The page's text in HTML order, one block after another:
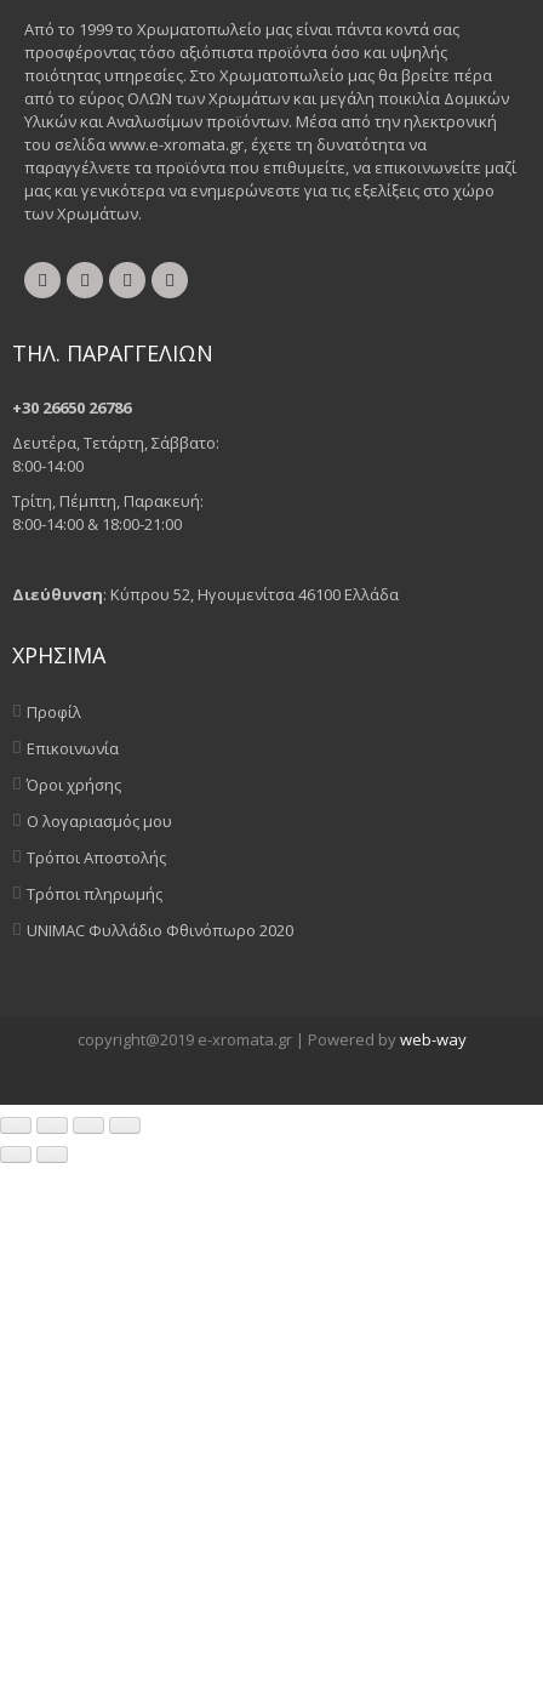
Από το 1999 το Χρωματοπωλείο μας είναι πάντα κοντά σας
προσφέροντας τόσο αξιόπιστα προϊόντα όσο και υψηλής
ποιότητας υπηρεσίες. Στο Χρωματοπωλείο μας θα βρείτε πέρα
από το εύρος ΟΛΩΝ των Χρωμάτων και μεγάλη ποικιλία Δομικών
Υλικών και Αναλωσίμων προϊόντων. Μέσα από την ηλεκτρονική
του σελίδα www.e-xromata.gr, έχετε τη δυνατότητα να
παραγγέλνετε τα προϊόντα που επιθυμείτε, να επικοινωνείτε μαζί
μας και γενικότερα να ενημερώνεστε για τις εξελίξεις στο χώρο
των Χρωμάτων.
ΤΗΛ. ΠΑΡΑΓΓΕΛΙΩΝ
+30 26650 26786
Δευτέρα, Τετάρτη, Σάββατο:
8:00-14:00
Τρίτη, Πέμπτη, Παρακευή:
8:00-14:00 & 18:00-21:00
Διεύθυνση: Κύπρου 52, Ηγουμενίτσα 46100 Ελλάδα
ΧΡΗΣΙΜΑ
Προφίλ
Επικοινωνία
Όροι χρήσης
Ο λογαριασμός μου
Τρόποι Αποστολής
Τρόποι πληρωμής
UNIMAC Φυλλάδιο Φθινόπωρο 2020
copyright@2019 e-xromata.gr | Powered byweb-way